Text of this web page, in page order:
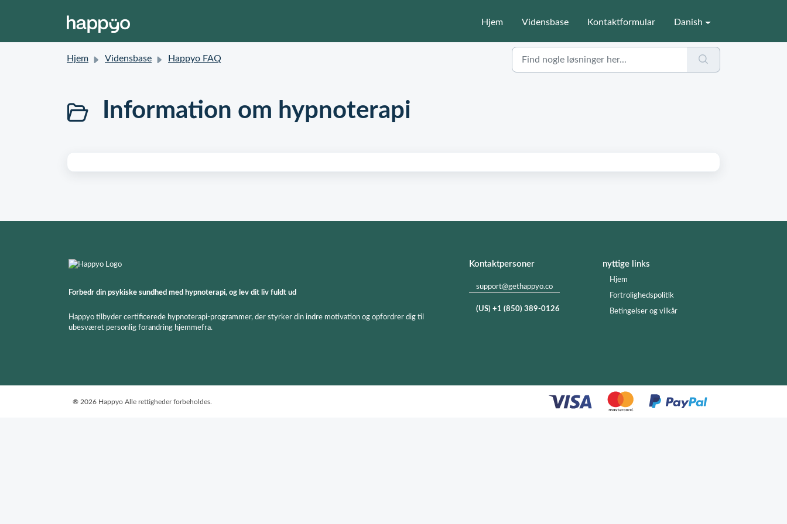
Hjem Vidensbase Kontaktformular Danish
Hjem Vidensbase Happyo FAQ
Information om hypnoterapi
Forbedr din psykiske sundhed med hypnoterapi, og lev dit liv fuldt ud
Happyo tilbyder certificerede hypnoterapi-programmer, der styrker din indre motivation og opfordrer dig til
ubesværet personlig forandring hjemmefra.
Kontaktpersoner
support@gethappyo.co
(US) +1 (850) 389-0126
nyttige links
Hjem
Fortrolighedspolitik
Betingelser og vilkår
® 2026 Happyo Alle rettigheder forbeholdes.